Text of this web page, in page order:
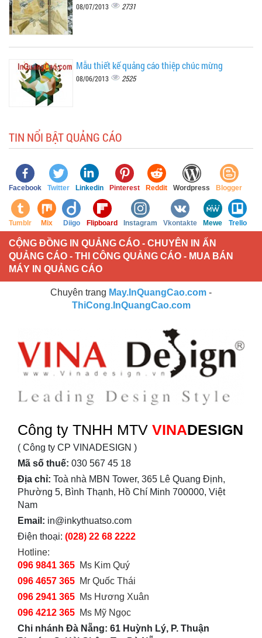
08/07/2013 2731
Mẫu thiết kế quảng cáo thiệp chúc mừng
08/06/2013 2525
TIN NỔI BẬT QUẢNG CÁO
Facebook Twitter Linkedin Pinterest Reddit Wordpress Blogger
Tumblr Mix Diigo Flipboard Instagram Vkontakte Mewe Trello
CỘNG ĐỒNG IN QUẢNG CÁO - CHUYÊN IN ẤN
QUẢNG CÁO - THI CÔNG QUẢNG CÁO - MUA BÁN
MÁY IN QUẢNG CÁO
Chuyên trang May.InQuangCao.com -
ThiCong.InQuangCao.com
Công ty TNHH MTV VINADESIGN
( Công ty CP VINADESIGN )
Mã số thuế: 030 567 45 18
Địa chỉ: Toà nhà MBN Tower, 365 Lê Quang Định,
Phường 5, Bình Thạnh, Hồ Chí Minh 700000, Việt
Nam
Email: in@inkythuatso.com
Điện thoại: (028) 22 68 2222
Hotline:
096 9841 365 Ms Kim Quý
096 4657 365 Mr Quốc Thái
096 2941 365 Ms Hương Xuân
096 4212 365 Ms Mỹ Ngọc
Chi nhánh Đà Nẵng: 61 Huỳnh Lý, P. Thuận